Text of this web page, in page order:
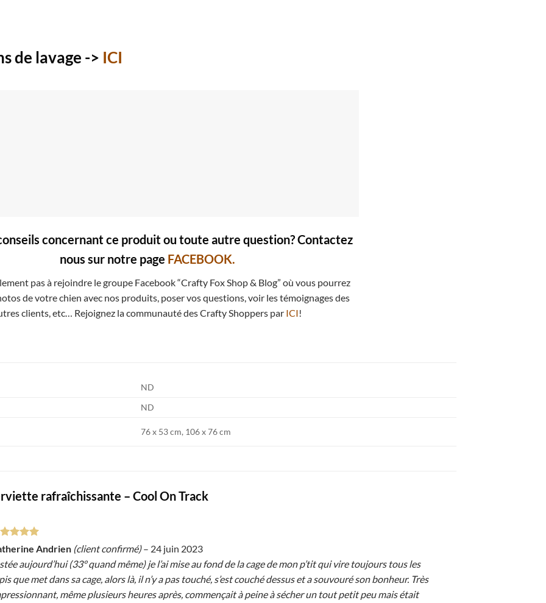
de lavage -> ICI
concernant ce produit ou toute autre question? Contactez
nous sur notre page FACEBOOK.
pas à rejoindre le groupe Facebook “Crafty Fox Shop & Blog” où vous pourrez
de votre chien avec nos produits, poser vos questions, voir les témoignages des
clients, etc… Rejoignez la communauté des Crafty Shoppers par ICI!
ND
ND
76 x 53 cm, 106 x 76 cm
rafraîchissante – Cool On Track
5sur Andrien (client confirmé) – 24 juin 2023
aujourd’hui (33° quand même) je l’ai mise au fond de la cage de mon p’tit qui vire toujours tous les
que met dans sa cage, alors là, il n’y a pas touché, s’est couché dessus et a souvouré son bonheur. Très
même plusieurs heures après, commençait à peine à sécher un tout petit peu mais était